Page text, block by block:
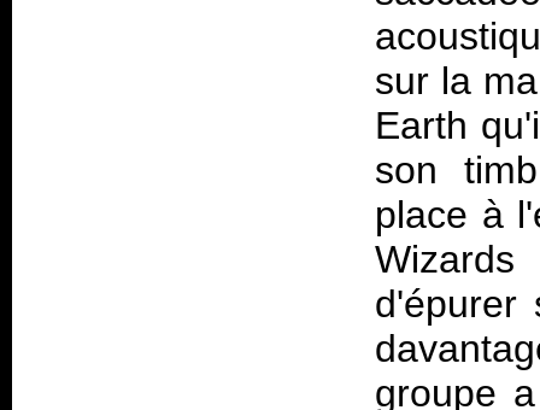
sur la
Earth
son
place à
d'épurer
groupe